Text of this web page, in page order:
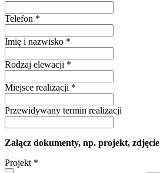
Telefon *
Imię i nazwisko *
Rodzaj elewacji *
Miejsce realizacji *
Przewidywany termin realizacji
Załącz dokumenty, np. projekt, zdjęcie
Projekt *